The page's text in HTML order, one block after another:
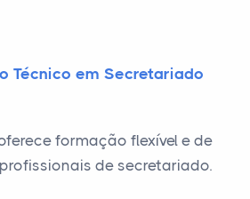
Técnico em Secretariado
formação flexível e de
de secretariado.